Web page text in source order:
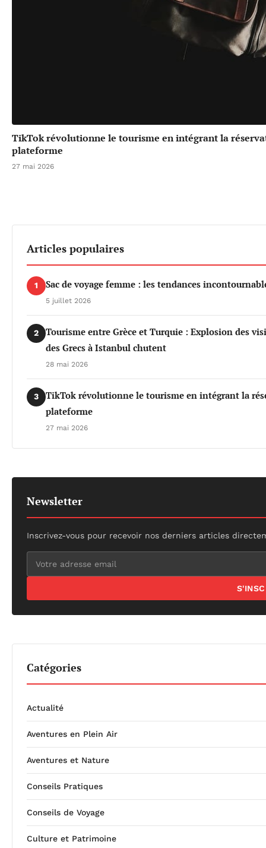
TikTok révolutionne le tourisme en intégrant la
plateforme
27 mai 2026
Articles populaires
1 Sac de voyage femme : les tendances
5 juillet 2026
2
Tourisme entre Grèce et Turquie : Explosion des
des Grecs à Istanbul chutent
28 mai 2026
3
TikTok révolutionne le tourisme en intégrant la
plateforme
27 mai 2026
Newsletter
Inscrivez-vous pour recevoir nos derniers articles
Catégories
Actualité
Aventures en Plein Air
Aventures et Nature
Conseils Pratiques
Conseils de Voyage
Culture et Patrimoine